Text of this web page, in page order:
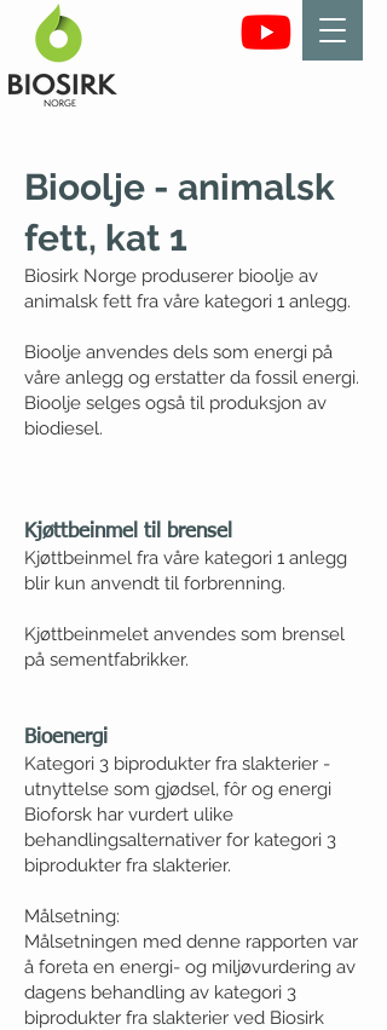
Bioolje - animalsk
fett, kat 1
Biosirk Norge produserer bioolje av
animalsk fett fra våre kategori 1 anlegg.
Bioolje anvendes dels som energi på
våre anlegg og erstatter da fossil energi.
Bioolje selges også til produksjon av
biodiesel.
Kjøttbeinmel til brensel
Kjøttbeinmel fra våre kategori 1 anlegg
blir kun anvendt til forbrenning.
Kjøttbeinmelet anvendes som brensel
på sementfabrikker.
Bioenergi
Kategori 3 biprodukter fra slakterier -
utnyttelse som gjødsel, fôr og energi
Bioforsk har vurdert ulike
behandlingsalternativer for kategori 3
biprodukter fra slakterier.
Målsetning:
Målsetningen med denne rapporten var
å foreta en energi- og miljøvurdering av
dagens behandling av kategori 3
biprodukter fra slakterier ved Biosirk